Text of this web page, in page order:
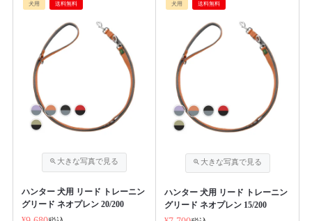
犬用 送料無料
ハンター 犬用 リード トレーニン
グリード ネオプレン 20/200
犬用 送料無料
ハンター 犬用 リード トレーニン
グリード ネオプレン 15/200